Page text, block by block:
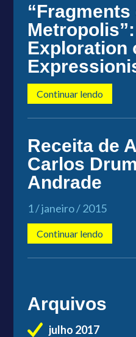
“Fragments
Exploration
Continuar lendo
Receita de
Carlos
Andrade
1 / janeiro / 2015
Continuar lendo
Arquivos
julho 2017